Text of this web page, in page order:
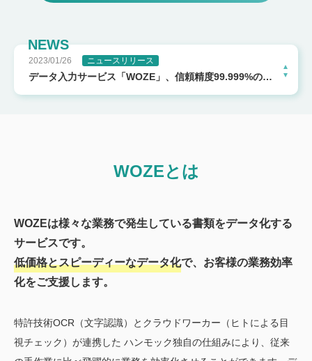
NEWS トヨタモビリティパーツ株式会社 茨城支社 供給管理部 仕入供給グループがクラウド型データ入力サービス「WOZE」を導入
2023/01/26 ニュースリリース
データ入力サービス「WOZE」、信頼精度99.999%の新ラインナップ「WOZE＋」をリリース
2025/10/22 ニュースリリース
WOZEとは
WOZEは様々な業務で発生している書類をデータ化する
サービスです。
低価格とスピーディーなデータ化で、お客様の業務効率
化をご支援します。
特許技術OCR（文字認識）とクラウドワーカー（ヒトによる目
視チェック）が連携した ハンモック独自の仕組みにより、従来